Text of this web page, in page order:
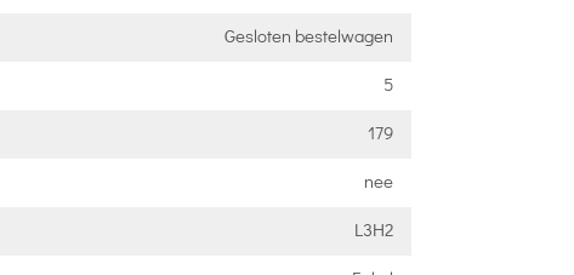
Gesloten bestelwagen
5
179
nee
L3H2